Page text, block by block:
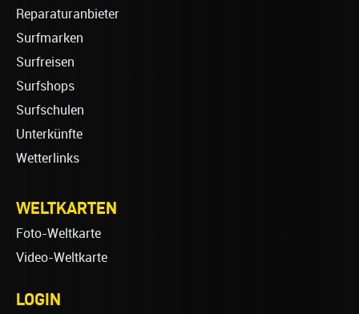
Reparaturanbieter
Surfmarken
Surfreisen
Surfshops
Surfschulen
Unterkünfte
Wetterlinks
WELTKARTEN
Foto-Weltkarte
Video-Weltkarte
LOGIN